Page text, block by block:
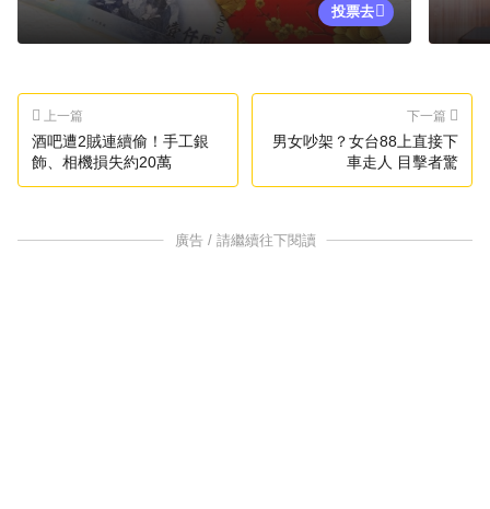
投票去
上一篇
酒吧遭2賊連續偷！手工銀
飾、相機損失約20萬
下一篇
男女吵架？女台88上直接下
車走人 目擊者驚
廣告 / 請繼續往下閱讀